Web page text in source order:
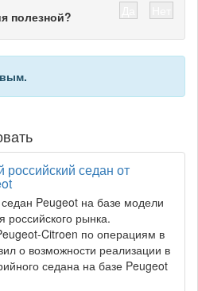
полезной?
седан от
Peugeot на базе модели
российского рынка.
Citroen по операциям в
о возможности реализации в
седана на базе Peugeot